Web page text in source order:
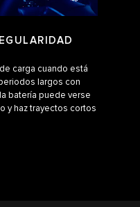
carga cuando está
largos con
batería puede verse
y haz trayectos cortos